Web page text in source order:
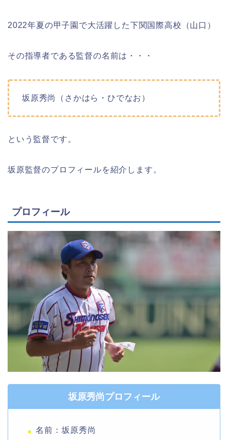
2022年夏の甲子園で大活躍した下関国際高校（山口）
その指導者である監督の名前は・・・
坂原秀尚（さかはら・ひでなお）
という監督です。
坂原監督のプロフィールを紹介します。
プロフィール
坂原秀尚プロフィール
名前：坂原秀尚